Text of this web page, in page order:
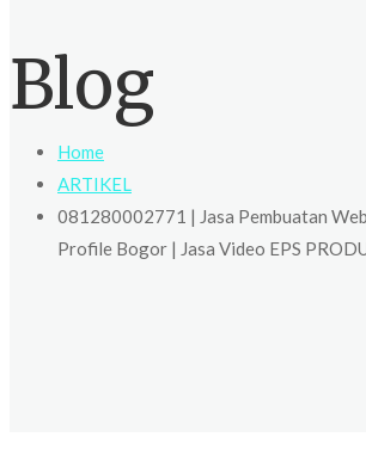
Blog
Home
ARTIKEL
081280002771 | Jasa Pembuatan
Profile Bogor | Jasa Video EPS